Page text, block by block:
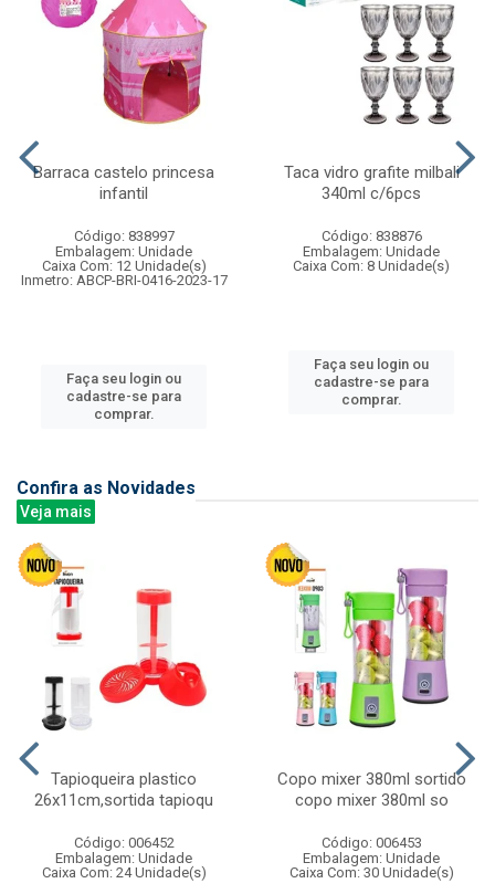
Barraca castelo princesa
infantil
Código: 838997
Embalagem: Unidade
Caixa Com: 12 Unidade(s)
Inmetro: ABCP-BRI-0416-2023-17
Faça seu login ou
cadastre-se para
comprar.
Taca vidro grafite milbali
340ml c/6pcs
Código: 838876
Embalagem: Unidade
Caixa Com: 8 Unidade(s)
Faça seu login ou
cadastre-se para
comprar.
Confira as Novidades
Veja mais
Tapioqueira plastico
26x11cm,sortida tapioqu
Código: 006452
Embalagem: Unidade
Caixa Com: 24 Unidade(s)
Copo mixer 380ml sortido
copo mixer 380ml so
Código: 006453
Embalagem: Unidade
Caixa Com: 30 Unidade(s)